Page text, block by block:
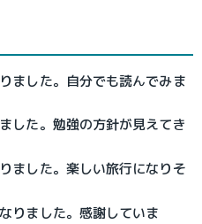
ました。自分でも読んでみま
した。勉強の方針が見えてき
ました。楽しい旅行になりそ
りました。感謝していま